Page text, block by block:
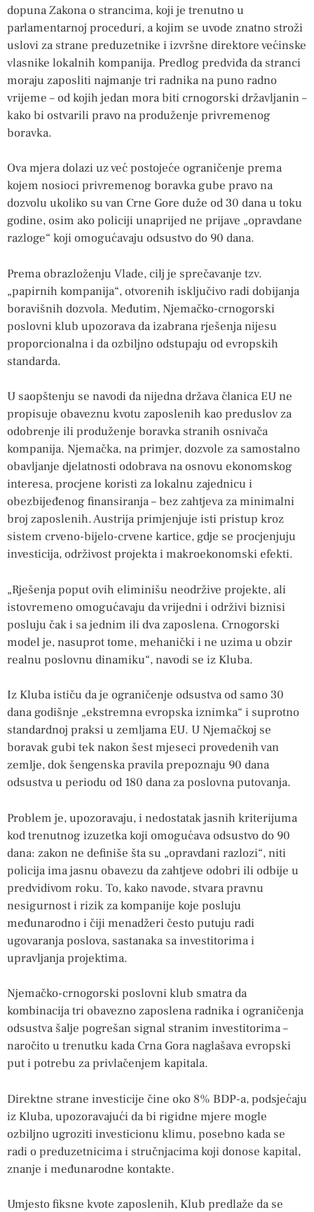
dopuna Zakona o strancima, koji je trenutno u
parlamentarnoj proceduri, a kojim se uvode znatno stroži
uslovi za strane preduzetnike i izvršne direktore većinske
vlasnike lokalnih kompanija. Predlog predviđa da stranci
moraju zaposliti najmanje tri radnika na puno radno
vrijeme – od kojih jedan mora biti crnogorski državljanin –
kako bi ostvarili pravo na produženje privremenog
boravka.
Ova mjera dolazi uz već postojeće ograničenje prema
kojem nosioci privremenog boravka gube pravo na
dozvolu ukoliko su van Crne Gore duže od 30 dana u toku
godine, osim ako policiji unaprijed ne prijave „opravdane
razloge“ koji omogućavaju odsustvo do 90 dana.
Prema obrazloženju Vlade, cilj je sprečavanje tzv.
„papirnih kompanija“, otvorenih isključivo radi dobijanja
boravišnih dozvola. Međutim, Njemačko-crnogorski
poslovni klub upozorava da izabrana rješenja nijesu
proporcionalna i da ozbiljno odstupaju od evropskih
standarda.
U saopštenju se navodi da nijedna država članica EU ne
propisuje obaveznu kvotu zaposlenih kao preduslov za
odobrenje ili produženje boravka stranih osnivača
kompanija. Njemačka, na primjer, dozvole za samostalno
obavljanje djelatnosti odobrava na osnovu ekonomskog
interesa, procjene koristi za lokalnu zajednicu i
obezbijeđenog finansiranja – bez zahtjeva za minimalni
broj zaposlenih. Austrija primjenjuje isti pristup kroz
sistem crveno-bijelo-crvene kartice, gdje se procjenjuju
investicija, održivost projekta i makroekonomski efekti.
„Rješenja poput ovih eliminišu neodržive projekte, ali
istovremeno omogućavaju da vrijedni i održivi biznisi
posluju čak i sa jednim ili dva zaposlena. Crnogorski
model je, nasuprot tome, mehanički i ne uzima u obzir
realnu poslovnu dinamiku“, navodi se iz Kluba.
Iz Kluba ističu da je ograničenje odsustva od samo 30
dana godišnje „ekstremna evropska iznimka“ i suprotno
standardnoj praksi u zemljama EU. U Njemačkoj se
boravak gubi tek nakon šest mjeseci provedenih van
zemlje, dok šengenska pravila prepoznaju 90 dana
odsustva u periodu od 180 dana za poslovna putovanja.
Problem je, upozoravaju, i nedostatak jasnih kriterijuma
kod trenutnog izuzetka koji omogućava odsustvo do 90
dana: zakon ne definiše šta su „opravdani razlozi“, niti
policija ima jasnu obavezu da zahtjeve odobri ili odbije u
predvidivom roku. To, kako navode, stvara pravnu
nesigurnost i rizik za kompanije koje posluju
međunarodno i čiji menadžeri često putuju radi
ugovaranja poslova, sastanaka sa investitorima i
upravljanja projektima.
Njemačko-crnogorski poslovni klub smatra da
kombinacija tri obavezno zaposlena radnika i ograničenja
odsustva šalje pogrešan signal stranim investitorima –
naročito u trenutku kada Crna Gora naglašava evropski
put i potrebu za privlačenjem kapitala.
Direktne strane investicije čine oko 8% BDP-a, podsjećaju
iz Kluba, upozoravajući da bi rigidne mjere mogle
ozbiljno ugroziti investicionu klimu, posebno kada se
radi o preduzetnicima i stručnjacima koji donose kapital,
znanje i međunarodne kontakte.
Umjesto fiksne kvote zaposlenih, Klub predlaže da se